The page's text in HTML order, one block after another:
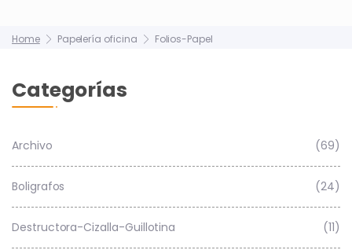
Home Papelería oficina Folios-Papel
Categorías
Archivo (69)
Boligrafos (24)
Destructora-Cizalla-Guillotina (11)